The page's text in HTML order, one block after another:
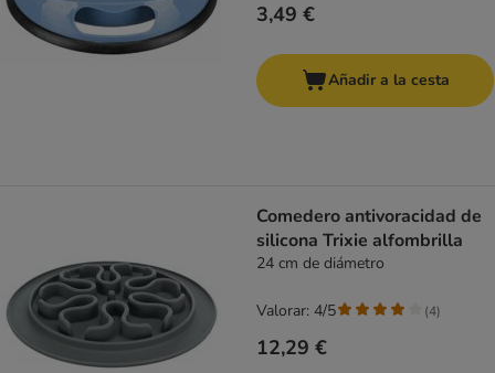
3,49 €
Añadir a la cesta
Comedero antivoracidad de
silicona Trixie alfombrilla
24 cm de diámetro
12,29 €
Valorar: 4/5 (4)